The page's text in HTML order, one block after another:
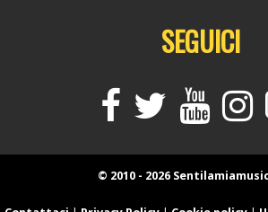
SEGUICI
© 2010 - 2026